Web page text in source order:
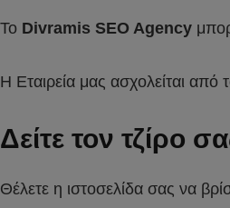
Το Divramis SEO Agency
Η Εταιρεία μας ασχολείται από
Δείτε τον τζίρο
Θέλετε η ιστοσελίδα σας να